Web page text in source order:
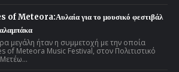
of Meteora:Αυλαία για το μουσικό φεστιβάλ
μεγάλη ήταν η συμμετοχή με την οποία
of Meteora Music Festival, στον Πολιτιστικό